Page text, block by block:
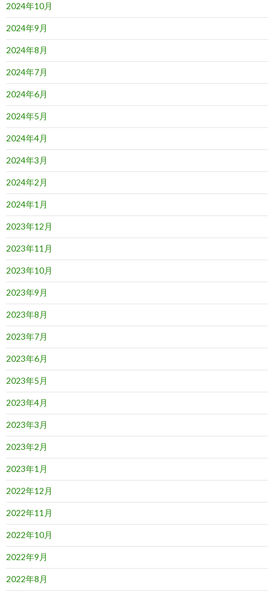
2024年10月
2024年9月
2024年8月
2024年7月
2024年6月
2024年5月
2024年4月
2024年3月
2024年2月
2024年1月
2023年12月
2023年11月
2023年10月
2023年9月
2023年8月
2023年7月
2023年6月
2023年5月
2023年4月
2023年3月
2023年2月
2023年1月
2022年12月
2022年11月
2022年10月
2022年9月
2022年8月